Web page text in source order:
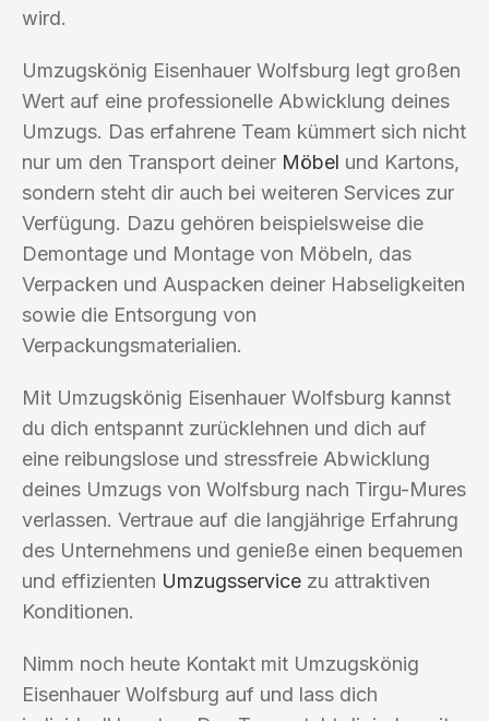
wird.
Umzugskönig Eisenhauer Wolfsburg legt großen
Wert auf eine professionelle Abwicklung deines
Umzugs. Das erfahrene Team kümmert sich nicht
nur um den Transport deiner Möbel und Kartons,
sondern steht dir auch bei weiteren Services zur
Verfügung. Dazu gehören beispielsweise die
Demontage und Montage von Möbeln, das
Verpacken und Auspacken deiner Habseligkeiten
sowie die Entsorgung von
Verpackungsmaterialien.
Mit Umzugskönig Eisenhauer Wolfsburg kannst
du dich entspannt zurücklehnen und dich auf
eine reibungslose und stressfreie Abwicklung
deines Umzugs von Wolfsburg nach Tirgu-Mures
verlassen. Vertraue auf die langjährige Erfahrung
des Unternehmens und genieße einen bequemen
und effizienten Umzugsservice zu attraktiven
Konditionen.
Nimm noch heute Kontakt mit Umzugskönig
Eisenhauer Wolfsburg auf und lass dich